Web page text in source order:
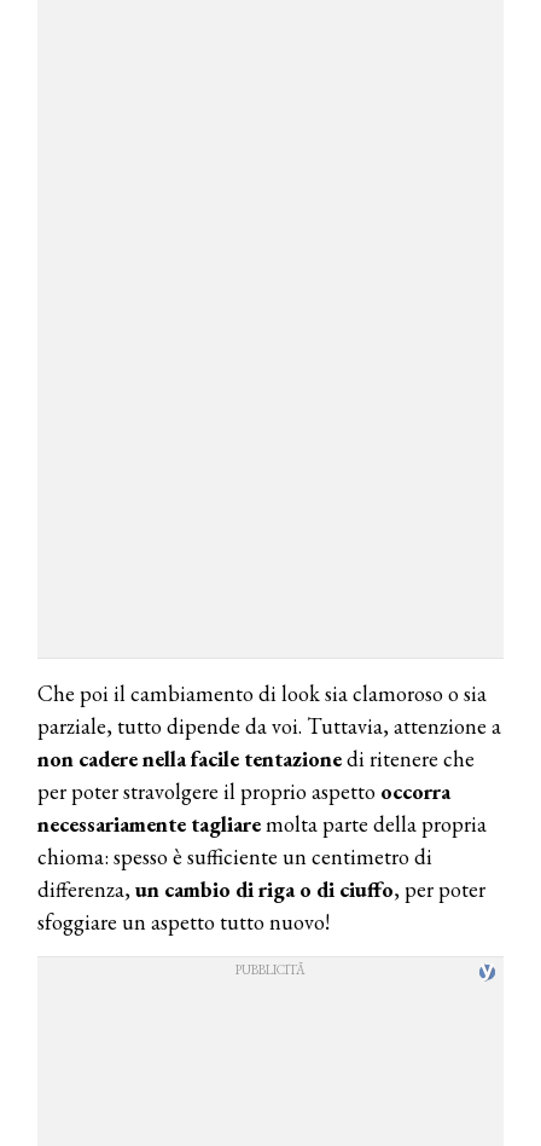
Che poi il cambiamento di look sia clamoroso o sia
parziale, tutto dipende da voi. Tuttavia, attenzione a
non cadere nella facile tentazionedi ritenere che
per poter stravolgere il proprio aspetto occorra
necessariamente tagliaremolta parte della propria
chioma: spesso è sufficiente un centimetro di
differenza,un cambio di riga o di ciuffo, per poter
sfoggiare un aspetto tutto nuovo!